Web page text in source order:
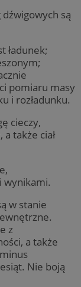
dźwigowych są
ładunek;
pomiaru masy
i rozładunku.
cieczy,
także ciał
wynikami.
w stanie
z
a także
Nie boją